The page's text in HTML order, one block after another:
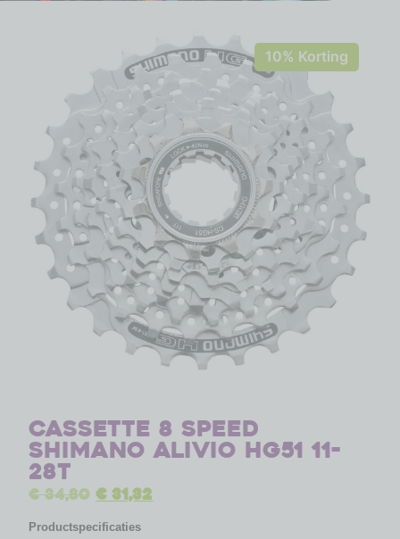
10% Korting
Cassette 8 speed
Shimano Alivio HG51 11-
28T
€34,80 €31,32
Productspecificaties